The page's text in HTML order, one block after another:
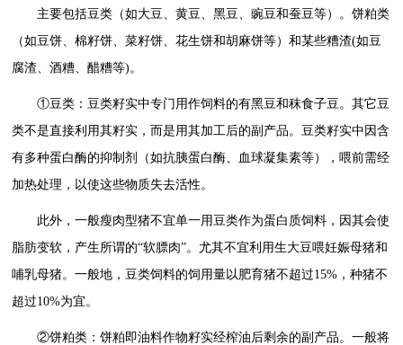
主要包括豆类（如大豆、黄豆、黑豆、豌豆和蚕豆等）。饼粕类
（如豆饼、棉籽饼、菜籽饼、花生饼和胡麻饼等）和某些糟渣(如豆
腐渣、酒糟、醋糟等)。
①豆类：豆类籽实中专门用作饲料的有黑豆和秣食子豆。其它豆
类不是直接利用其籽实，而是用其加工后的副产品。豆类籽实中因含
有多种蛋白酶的抑制剂（如抗胰蛋白酶、血球凝集素等），喂前需经
加热处理，以使这些物质失去活性。
此外，一般瘦肉型猪不宜单一用豆类作为蛋白质饲料，因其会使
脂肪变软，产生所谓的“软膘肉”。尤其不宜利用生大豆喂妊娠母猪和
哺乳母猪。一般地，豆类饲料的饲用量以肥育猪不超过15%，种猪不
超过10%为宜。
②饼粕类：饼粕即油料作物籽实经榨油后剩余的副产品。一般将